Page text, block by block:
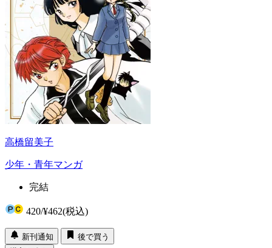
高橋留美子
少年・青年マンガ
完結
420/¥462(税込)
新刊通知
後で買う